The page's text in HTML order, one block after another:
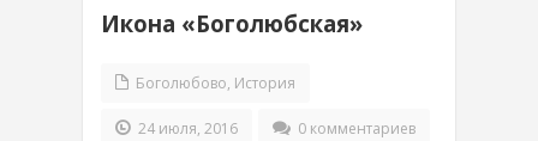
Икона «Боголюбская»
Боголюбово, История
24 июля, 2016 0 комментариев